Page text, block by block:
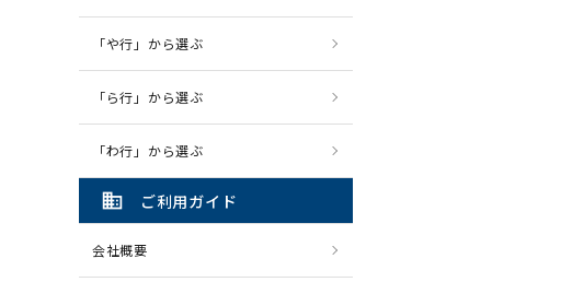
「や行」から選ぶ
「ら行」から選ぶ
「わ行」から選ぶ
domain ご利用ガイド
会社概要